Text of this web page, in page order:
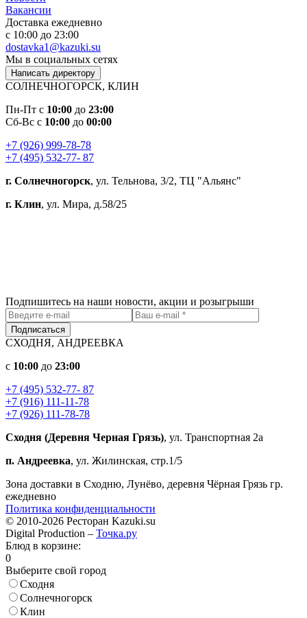
Вакансии
Доставка ежедневно
с 10:00 до 23:00
dostavka1@kazuki.su
Мы в социальных сетях
Написать директору
СОЛНЕЧНОГОРСК, КЛИН
Пн-Пт c 10:00 до 23:00
Сб-Вс c 10:00 до 00:00
+7 (926) 999-78-78
+7 (495) 532-77- 87
г. Солнечногорск, ул. Тельнова, 3/2, ТЦ "Альянс"
г. Клин, ул. Мира, д.58/25
Подпишитесь на наши новости, акции и розыгрыши
Подписаться
СХОДНЯ, АНДРЕЕВКА
c 10:00 до 23:00
+7 (495) 532-77- 87
+7 (916) 111-11-78
+7 (926) 111-78-78
Сходня (Деревня Черная Грязь), ул. Транспортная 2а
п. Андреевка, ул. Жилинская, стр.1/5
Зона доставки в Сходню, Лунёво, деревня Чёрная Грязь гр.
ежедневно
Политика конфиденциальности
© 2010-2026 Ресторан Kazuki.su
Digital Production – Точка.ру
Блюд в корзине:
0
Выберите свой город
Сходня
Солнечногорск
Клин